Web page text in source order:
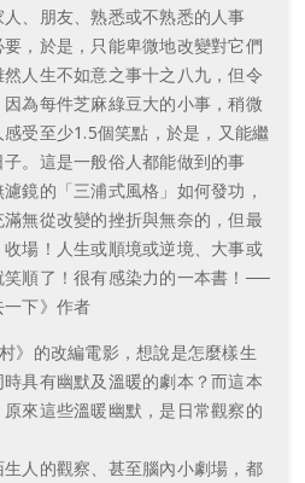
、朋友、熟悉或不熟悉的人事
，於是，只能卑微地改變對它們
人生不如意之事十之八九，但令
為每件芝麻綠豆大的小事，稍微
受至少1.5個笑點，於是，又能繼
。這是一般俗人都能做到的事
鏡的「三浦式風格」如何發功，
無從改變的挫折與無奈的，但最
場！人生或順境或逆境、大事或
順了！很有感染力的一本書！──
下》作者
》的改編電影，想說是怎麼樣生
具有幽默及溫暖的劇本？而這本
來這些溫暖幽默，是日常觀察的
人的觀察、甚至腦內小劇場，都